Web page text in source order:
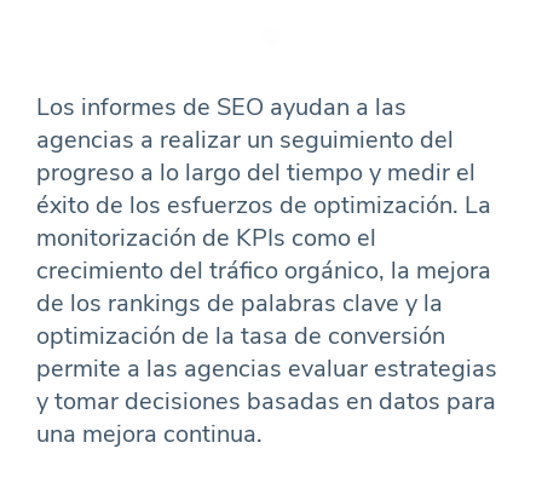
Los informes de SEO ayudan a las
agencias a realizar un seguimiento del
progreso a lo largo del tiempo y medir el
éxito de los esfuerzos de optimización. La
monitorización de KPIs como el
crecimiento del tráfico orgánico, la mejora
de los rankings de palabras clave y la
optimización de la tasa de conversión
permite a las agencias evaluar estrategias
y tomar decisiones basadas en datos para
una mejora continua.